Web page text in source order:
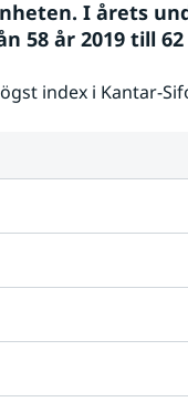
I årets
58 år 2019 till 62
index i Kantar-